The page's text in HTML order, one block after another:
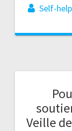
Self-
Veille